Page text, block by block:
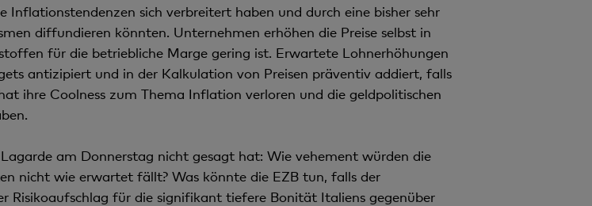
Inflationstendenzen sich verbreitert haben und durch eine bisher sehr
diffundieren könnten. Unternehmen erhöhen die Preise selbst in
für die betriebliche Marge gering ist. Erwartete Lohnerhöhungen
antizipiert und in der Kalkulation von Preisen präventiv addiert, falls
ihre Coolness zum Thema Inflation verloren und die geldpolitischen
am Donnerstag nicht gesagt hat: Wie vehement würden die
nicht wie erwartet fällt? Was könnte die EZB tun, falls der
Risikoaufschlag für die signifikant tiefere Bonität Italiens gegenüber